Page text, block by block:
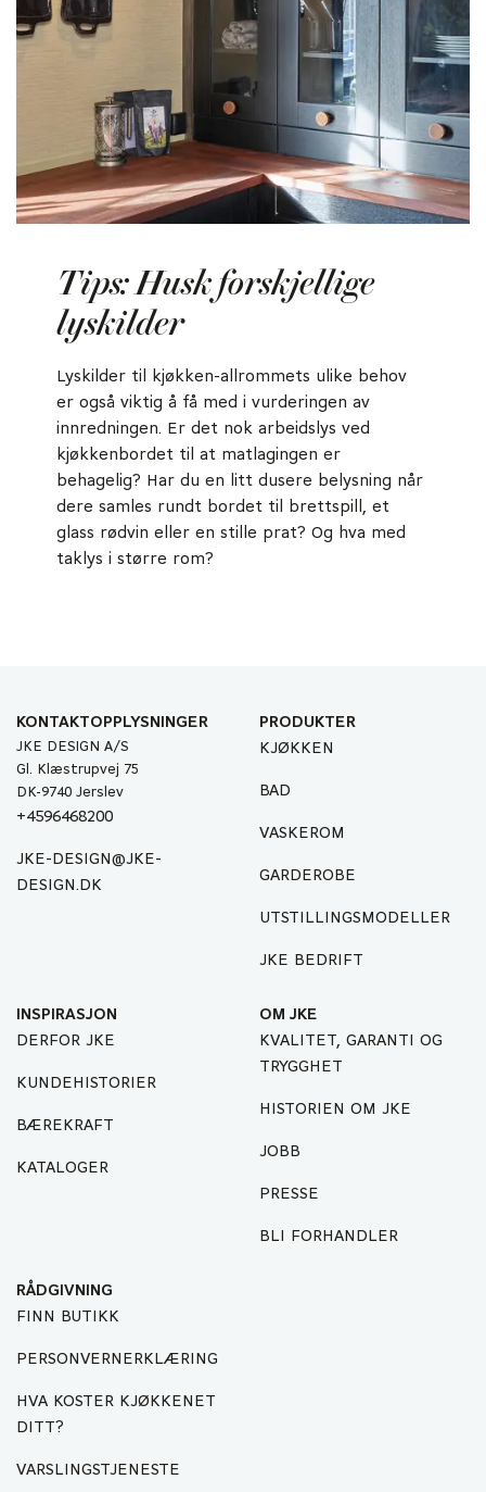
Tips: Husk forskjellige
lyskilder
Lyskilder til kjøkken-allrommets ulike behov
er også viktig å få med i vurderingen av
innredningen. Er det nok arbeidslys ved
kjøkkenbordet til at matlagingen er
behagelig? Har du en litt dusere belysning når
dere samles rundt bordet til brettspill, et
glass rødvin eller en stille prat? Og hva med
taklys i større rom?
KONTAKTOPPLYSNINGER
JKE DESIGN A/S
Gl. Klæstrupvej 75
DK-9740 Jerslev
+4596468200
JKE-DESIGN@JKE-
DESIGN.DK
PRODUKTER
KJØKKEN
BAD
VASKEROM
GARDEROBE
UTSTILLINGSMODELLER
JKE BEDRIFT
INSPIRASJON
DERFOR JKE
KUNDEHISTORIER
BÆREKRAFT
KATALOGER
OM JKE
KVALITET, GARANTI OG
TRYGGHET
HISTORIEN OM JKE
JOBB
PRESSE
BLI FORHANDLER
RÅDGIVNING
FINN BUTIKK
PERSONVERNERKLÆRING
HVA KOSTER KJØKKENET
DITT?
VARSLINGSTJENESTE